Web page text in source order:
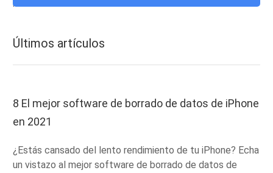
iTunes
ROM de Android
fuga
Actualizar
Frozen
Últimos artículos
8 El mejor software de borrado de datos de iPhone
en 2021
¿Estás cansado del lento rendimiento de tu iPhone? Echa
un vistazo al mejor software de borrado de datos de